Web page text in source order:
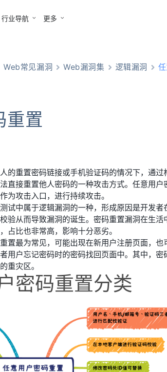
行业导航 更多
Web常见漏洞 Web漏洞集 逻辑漏洞
重置
的重置密码链接或手机验证码的情况下，通过
直接重置他人密码的一种攻击方式。任意用户
为攻击入口，进行持续攻击。
试中属于逻辑漏洞的一种，形成原因是开发者
验从而导致漏洞的诞生。密码重置漏洞在生活
占比也非常高，影响十分恶劣。
置最为常见，可能出现在新用户注册页面，也
用户忘记密码时的密码找回页面中。其中，密
重灾区。
密码重置分类